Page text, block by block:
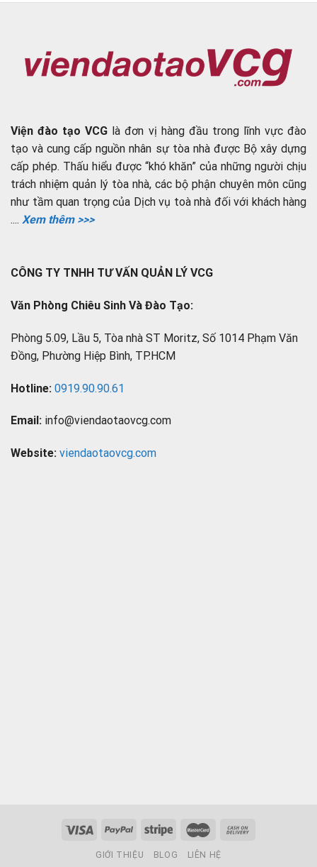
Viện đào tạo VCG là đơn vị hàng đầu trong lĩnh vực đào
tạo và cung cấp nguồn nhân sự tòa nhà được Bộ xây dựng
cấp phép. Thấu hiểu được “khó khăn” của những người chịu
trách nhiệm quản lý tòa nhà, các bộ phận chuyên môn cũng
như tầm quan trọng của Dịch vụ toà nhà đối với khách hàng
.... Xem thêm >>>
CÔNG TY TNHH TƯ VẤN QUẢN LÝ VCG
Văn Phòng Chiêu Sinh Và Đào Tạo:
Phòng 5.09, Lầu 5, Tòa nhà ST Moritz, Số 1014 Phạm Văn
Đồng, Phường Hiệp Bình, TP.HCM
Hotline: 0919.90.90.61
Email: info@viendaotaovcg.com
Website: viendaotaovcg.com
GIỚI THIỆU BLOG LIÊN HỆ